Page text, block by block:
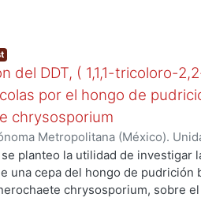
del DDT, ( 1,1,1-tricoloro-
por el hongo de
chrysosporium
Metropolitana (México).
,2003-06 )Cruz Colín,
planteo la utilidad de investigar
una cepa del hongo de pudrición
chrysosporium, sobre